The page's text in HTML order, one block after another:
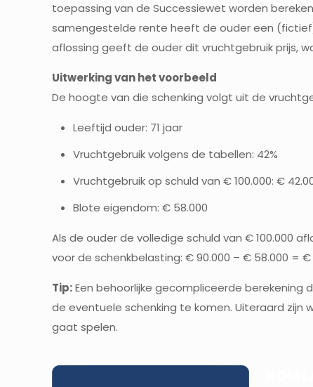
toepassing van de Successiewet worden
samengestelde rente heeft de ouder een
aflossing geeft de ouder dit vruchtgebruik prijs,
Uitwerking van het voorbeeld
De hoogte van die schenking volgt uit de
Leeftijd ouder: 71 jaar
Vruchtgebruik volgens de tabellen: 42%
Vruchtgebruik op schuld van € 100.000: €
Blote eigendom: € 58.000
Als de ouder de volledige schuld van € 100.000
voor de schenkbelasting: € 90.000 – € 58.000 = €
Tip:Een behoorlijke gecompliceerde
de eventuele schenking te komen. Uiteraard zijn
gaat spelen.